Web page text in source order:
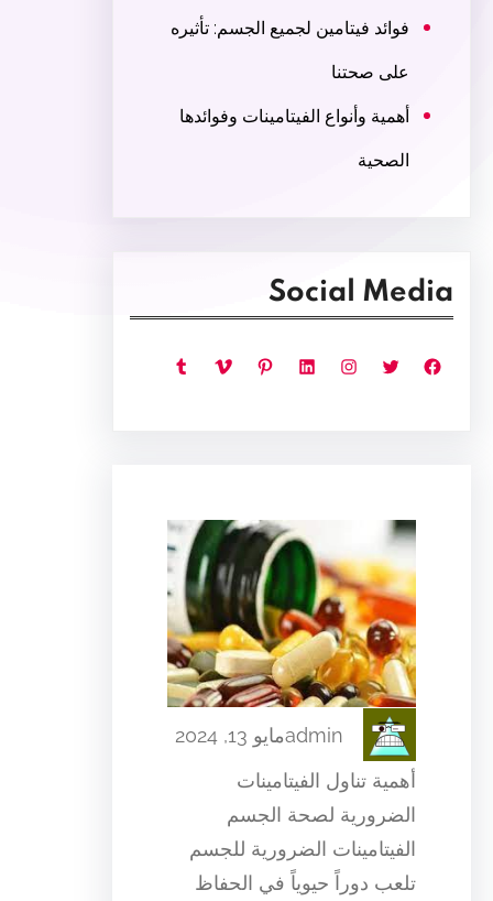
فوائد فيتامين لجميع الجسم: تأثيره
على صحتنا
أهمية وأنواع الفيتامينات وفوائدها
الصحية
Social Media
فيسبوك تويتر إنستجرام لينكد إن بينتريست فيميو تمبلر
adminمايو 13, 2024
أهمية تناول الفيتامينات
الضرورية لصحة الجسم
الفيتامينات الضرورية للجسم
تلعب دوراً حيوياً في الحفاظ